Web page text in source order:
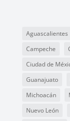
Aguascalientes
Campeche
Ciudad de
Guanajuato
Michoacán
Nuevo León